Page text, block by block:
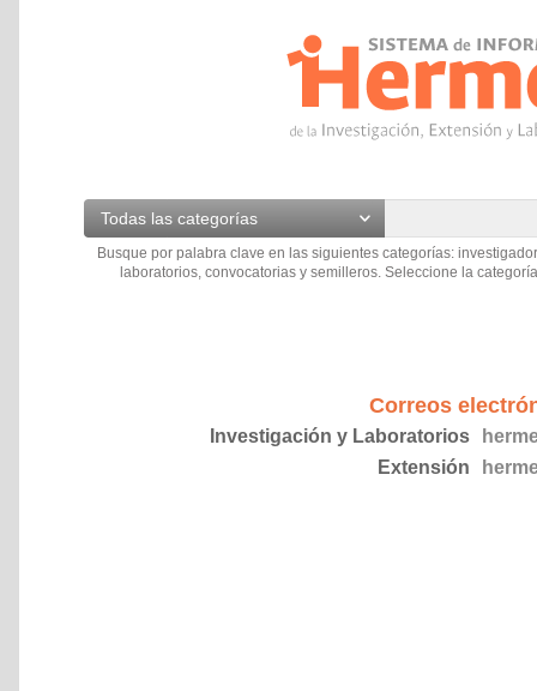
Todas las categorías
Busque por palabra clave en las siguientes categorías:
laboratorios, convocatorias y semilleros. Seleccione la
Correos
Investigación y Laboratorios
Extensión